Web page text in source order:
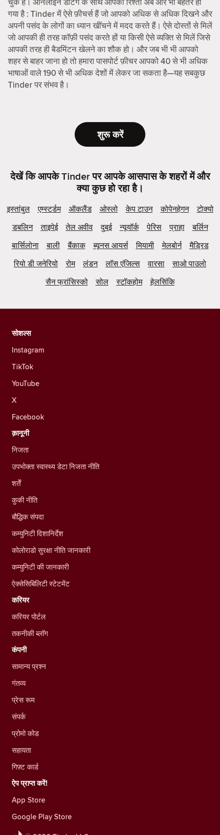
गया है : Tinder में ऐसे फ़ीचर्स हैं जो आपको अधिक से अधिक दिखने और
अपनी पसंद के लोगों का ध्यान खींचने में मदद करते हैं। ऐसे दोस्तों से मिलें
जो आपकी ही तरह कॉफ़ी पसंद करते हों या किसी ऐसे व्यक्ति से मिलें जिसे
आपकी तरह ही बैडमिंटन खेलने का शौक हो। और जब भी भी आपको
शहर से बाहर जाना हो तो हमारा पासपोर्ट फ़ीचर आपको 40 से भी अधिक
भाषाओं वाले 190 से भी अधिक देशों में लेकर जा सकता है—यह सबकुछ
Tinder पर संभव है।
शुरू करें
देखें कि आपके Tinder पर आपके आसपास के शहरों में और
क्या कुछ हो रहा है।
इस्तांबुल एम्स्टर्डम ऑकलैंड ओस्लो केप टाउन कोपेनहेगन
टोक्यो
डबलिन
ताइपेई तेल अवीव दुबई न्यूयॉर्क पेरिस प्राहा
बर्लिन
बार्सिलोना
बाली बैंकाक ब्यूनस आयर्स मियामी मेलबोर्न
मैड्रिड
रियो डी जनेरियो
रोम लंडन लॉस एंजिल्स वारसा
साओ पाउलो
सैन फ्रांसिस्को
सोल स्टॉकहोम हेलसिंकि
सोशल्स
Instagram
TikTok
YouTube
X
Facebook
क़ानूनी
निजता
उपभोक्ता स्वास्थ्य डेटा निजता नीति
शर्तें
कुकी नीति
बौद्धिक संपदा
कम्युनिटी दिशानिर्देश
कोलोराडो सुरक्षा नीति जानकारी
कम्युनिटी की जानकारी
ऐक्सेसिबिलिटी स्टेटमेंट
करियर
करियर पोर्टल
तकनीकी ब्लॉग
कंपनी
सामान्य प्रश्न
गंतव्य
प्रेस रूम
संपर्क
प्रोमो कोड
सहायता
गिफ़्ट कार्ड
ऐप प्राप्त करें!
App Store
Google Play Store